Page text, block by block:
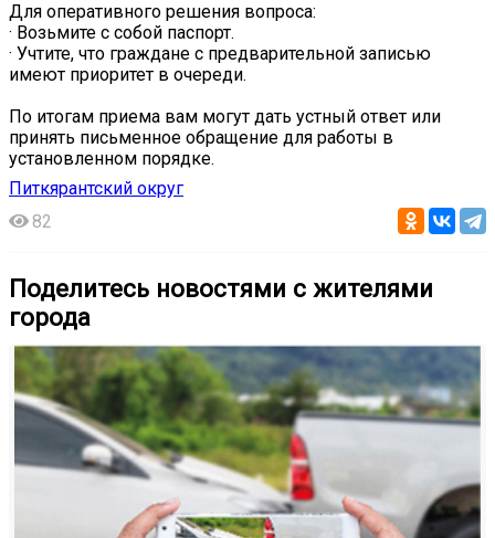
️Для оперативного решения вопроса:
· Возьмите с собой паспорт.
· Учтите, что граждане с предварительной записью
имеют приоритет в очереди.
По итогам приема вам могут дать устный ответ или
принять письменное обращение для работы в
установленном порядке.
Питкярантский округ
82
Поделитесь новостями с жителями
города